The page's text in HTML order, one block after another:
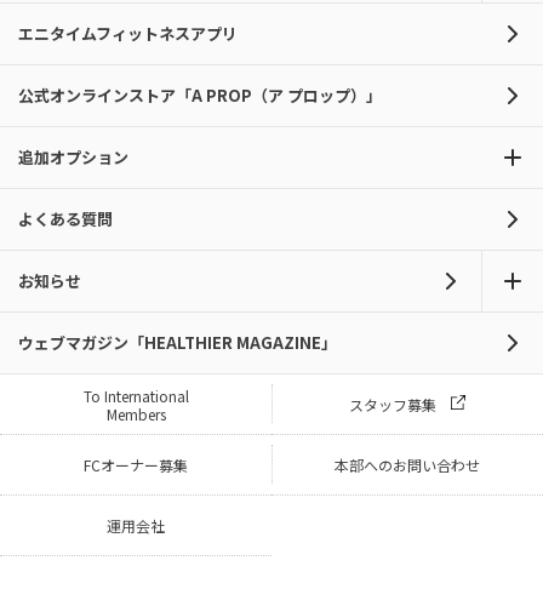
エニタイムフィットネスアプリ
公式オンラインストア「A PROP（ア プロップ）」
追加オプション
よくある質問
お知らせ
ウェブマガジン「HEALTHIER MAGAZINE」
To International
Members
スタッフ募集
FCオーナー募集 本部へのお問い合わせ
運用会社